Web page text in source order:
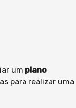
um plano
para realizar uma